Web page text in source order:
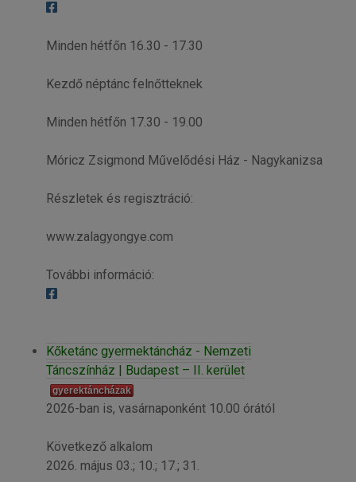
Minden hétfőn 16.30 - 17.30
Kezdő néptánc felnőtteknek
Minden hétfőn 17.30 - 19.00
Móricz Zsigmond Művelődési Ház - Nagykanizsa
Részletek és regisztráció:
www.zalagyongye.com
További információ:
Kőketánc gyermektáncház - Nemzeti
Táncszínház | Budapest – II. kerület
gyerektáncházak
2026-ban is, vasárnaponként 10.00 órától
Következő alkalom
2026. május 03.; 10.; 17.; 31.